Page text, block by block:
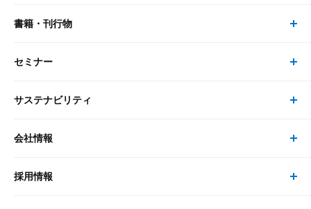
大和総研の強み
最新のレポート・コラム
研究員・コンサルタント トップ
研究員
書籍・刊行物
書籍・刊行物 トップ
書籍
セミナー
セミナー トップ
現在受付中のセミナー・イベント
サステナビリティ
サステナビリティの取り組み
次世代社会への貢献
会社情報
会社情報 トップ
採用情報